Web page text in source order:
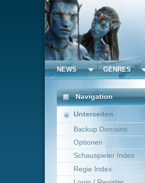
NEWS GENRES FAQ
Navigation
Unterseiten
Backup Domains
Optionen
Schauspieler Index
Regie Index
Login / Register
Kinofilme
Alle Kinofilme